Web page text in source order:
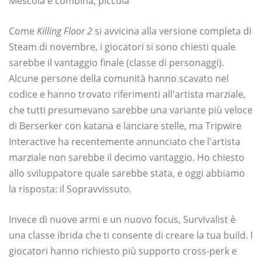
Come Killing Floor 2 si avvicina alla versione completa di
Steam di novembre, i giocatori si sono chiesti quale
sarebbe il vantaggio finale (classe di personaggi).
Alcune persone della comunità hanno scavato nel
codice e hanno trovato riferimenti all'artista marziale,
che tutti presumevano sarebbe una variante più veloce
di Berserker con katana e lanciare stelle, ma Tripwire
Interactive ha recentemente annunciato che l'artista
marziale non sarebbe il decimo vantaggio. Ho chiesto
allo sviluppatore quale sarebbe stata, e oggi abbiamo
la risposta: il Sopravvissuto.
Invece di nuove armi e un nuovo focus, Survivalist è
una classe ibrida che ti consente di creare la tua build. I
giocatori hanno richiesto più supporto cross-perk e